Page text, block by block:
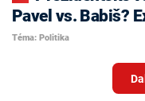
Pavel vs. Babiš?
Téma: Politika